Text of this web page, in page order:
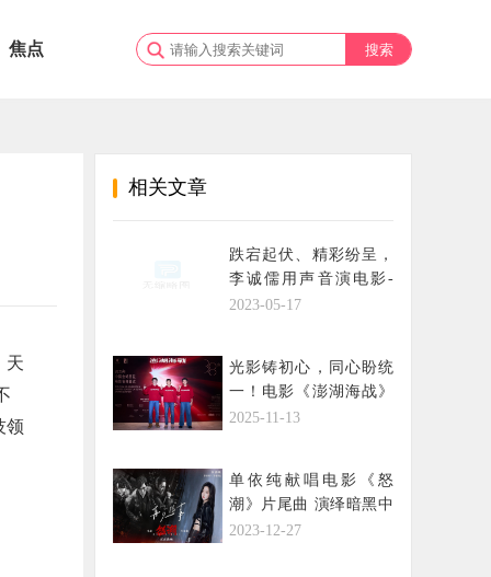
焦点
天
领
相关文章
跌宕起伏、精彩纷呈，
李诚儒用声音演电影-
《基督山伯爵》全新上
2023-05-17
光影铸初心，同心盼统
一！电影《澎湖海战》
亮相金鸡奖开幕式推介
2025-11-13
单依纯献唱电影《怒
潮》片尾曲 演绎暗黑中
的悲情
2023-12-27